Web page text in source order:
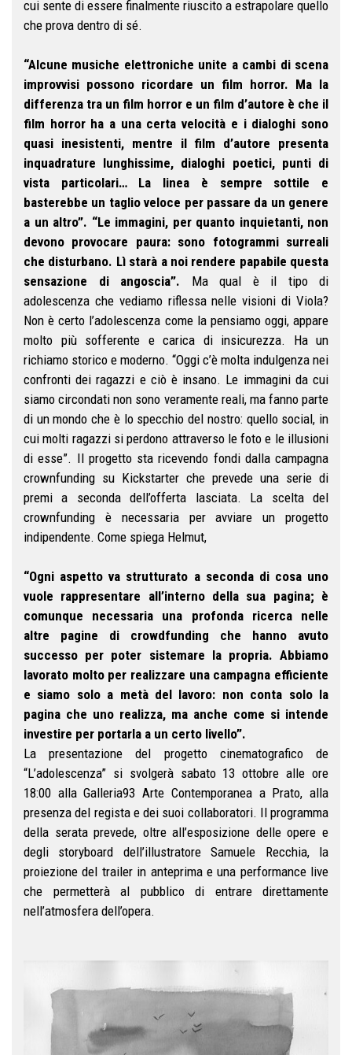
cui sente di essere finalmente riuscito a estrapolare quello
che prova dentro di sé.
“Alcune musiche elettroniche unite a cambi di scena
improvvisi possono ricordare un film horror. Ma la
differenza tra un film horror e un film d’autore è che il
film horror ha a una certa velocità e i dialoghi sono
quasi inesistenti, mentre il film d’autore presenta
inquadrature lunghissime, dialoghi poetici, punti di
vista particolari… La linea è sempre sottile e
basterebbe un taglio veloce per passare da un genere
a un altro”. “Le immagini, per quanto inquietanti, non
devono provocare paura: sono fotogrammi surreali
che disturbano. Lì starà a noi rendere papabile questa
sensazione di angoscia”. Ma qual è il tipo di
adolescenza che vediamo riflessa nelle visioni di Viola?
Non è certo l’adolescenza come la pensiamo oggi, appare
molto più sofferente e carica di insicurezza. Ha un
richiamo storico e moderno. “Oggi c’è molta indulgenza nei
confronti dei ragazzi e ciò è insano. Le immagini da cui
siamo circondati non sono veramente reali, ma fanno parte
di un mondo che è lo specchio del nostro: quello social, in
cui molti ragazzi si perdono attraverso le foto e le illusioni
di esse”. Il progetto sta ricevendo fondi dalla campagna
crownfunding su Kickstarter che prevede una serie di
premi a seconda dell’offerta lasciata. La scelta del
crownfunding è necessaria per avviare un progetto
indipendente. Come spiega Helmut,
“Ogni aspetto va strutturato a seconda di cosa uno
vuole rappresentare all’interno della sua pagina; è
comunque necessaria una profonda ricerca nelle
altre pagine di crowdfunding che hanno avuto
successo per poter sistemare la propria. Abbiamo
lavorato molto per realizzare una campagna efficiente
e siamo solo a metà del lavoro: non conta solo la
pagina che uno realizza, ma anche come si intende
investire per portarla a un certo livello”.
La presentazione del progetto cinematografico de
“L’adolescenza” si svolgerà sabato 13 ottobre alle ore
18:00 alla Galleria93 Arte Contemporanea a Prato, alla
presenza del regista e dei suoi collaboratori. Il programma
della serata prevede, oltre all’esposizione delle opere e
degli storyboard dell’illustratore Samuele Recchia, la
proiezione del trailer in anteprima e una performance live
che permetterà al pubblico di entrare direttamente
nell’atmosfera dell’opera.